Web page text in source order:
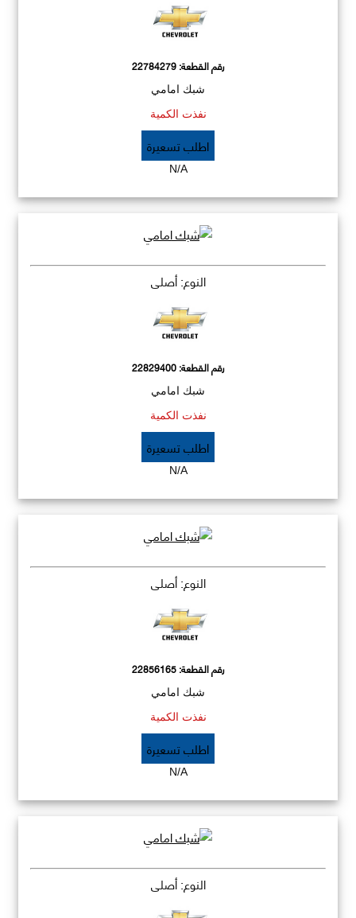
رقم القطعة:22784279
شبك امامي
نفذت الكمية
اطلب تسعيرة
N/A
النوع: أصلي
رقم القطعة:22829400
شبك امامي
نفذت الكمية
اطلب تسعيرة
N/A
النوع: أصلي
رقم القطعة:22856165
شبك امامي
نفذت الكمية
اطلب تسعيرة
N/A
النوع: أصلي